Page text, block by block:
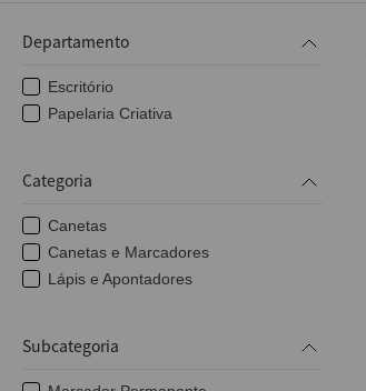
Departamento
Escritório
Papelaria Criativa
Categoria
Canetas
Canetas e Marcadores
Lápis e Apontadores
Subcategoria